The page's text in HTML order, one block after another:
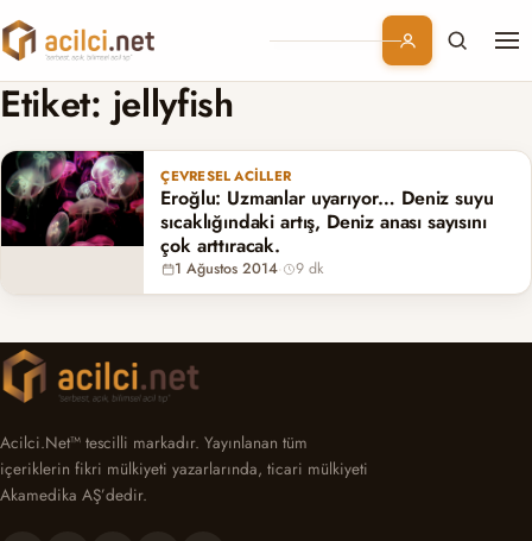
Branşlar
Konular
Kurumsal
Abonelik
Etiket: jellyfish
ÇEVRESEL ACILLER
Eroğlu: Uzmanlar uyarıyor… Deniz suyu
sıcaklığındaki artış, Deniz anası sayısını
çok arttıracak.
1 Ağustos 2014· 9 dk
Acilci.Net™ tescilli markadır. Yayınlanan tüm
içeriklerin fikri mülkiyeti yazarlarında, ticari mülkiyeti
Akamedika AŞ’dedir.